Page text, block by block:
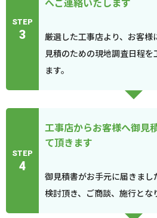
STEP
3
厳選した工事店より、お客
見積のための現地調査日程
ます。
STEP
4
工事店からお客様へ御見
て頂きます
御見積書がお手元に届きま
検討頂き、ご商談、施行とな